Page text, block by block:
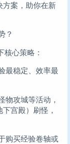
方案，助你在新
？
核心策略：
最稳定、效率最
物攻城等活动，
宫殿）刷怪，
购买经验卷轴或